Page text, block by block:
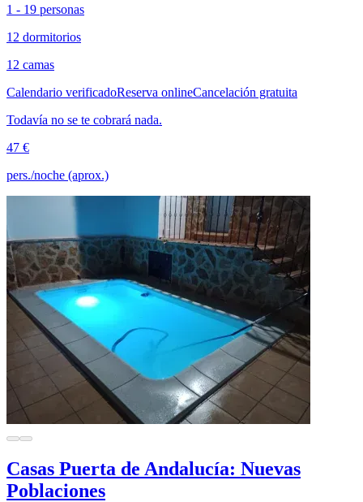
1 - 19 personas
12 dormitorios
12 camas
Calendario verificadoReserva onlineCancelación gratuita
Todavía no se te cobrará nada.
47 €
pers./noche (aprox.)
Casas Puerta de Andalucía: Nuevas
Poblaciones